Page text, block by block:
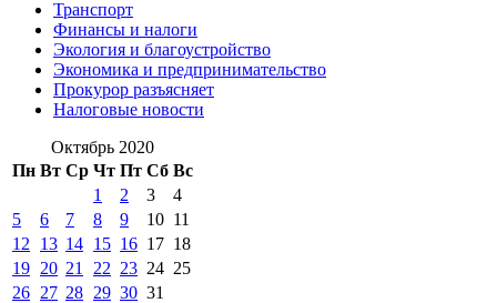
Транспорт
Финансы и налоги
Экология и благоустройство
Экономика и предпринимательство
Прокурор разъясняет
Налоговые новости
Октябрь 2020
Пн Вт Ср Чт Пт Сб Вс
1
2 3
4
5
6 7 8 9 10 11
12
13 14 15 16 17 18
19 20 21 22 23 24 25
26 27 28 29 30 31